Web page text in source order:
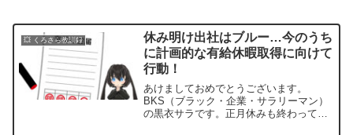
💥 くろさら教訓録
休み明け出社はブルー…今のうち
に計画的な有給休暇取得に向けて
行動！
あけましておめでとうございます。
BKS（ブラック・企業・サラリーマン）
の黒衣サラです。正月休みも終わってし